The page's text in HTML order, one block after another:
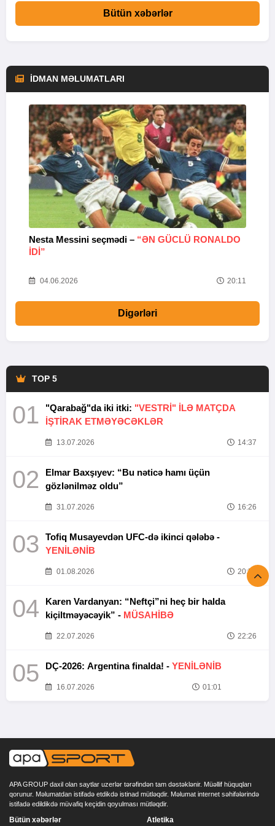
Bütün xəbərlər
İDMAN MƏLUMATLARI
Nesta Messini seçmədi – “ƏN GÜCLÜ RONALDO
IDI”
04.06.2026 20:11
Digərləri
TOP 5
01 "Qarabağ"da iki itki: "VESTRİ" İLƏ MATÇDA
İŞTİRAK ETMƏYƏCƏKLƏR
13.07.2026 14:37
02
Elmar Baxşıyev: “Bu nəticə hamı üçün
gözlənilməz oldu”
31.07.2026 16:26
03
Tofiq Musayevdən UFC-də ikinci qələbə -
YENİLƏNİB
01.08.2026 20:52
04
Karen Vardanyan: “Neftçi”ni heç bir halda
kiçiltməyəcəyik” - MÜSAHİBƏ
22.07.2026 22:26
05 DÇ-2026: Argentina finalda! - YENİLƏNİB
16.07.2026 01:01
APA GROUP daxil olan saytlar uzerlər tərəfindən tam dəstəklənir. Müəllif hüquqları
qorunur. Məlumatdan istifadə etdikdə istinad mütləqdir. Məlumat internet səhifələrində
istifadə edildikdə müvafiq keçidin qoyulması mütləqdir.
Bütün xəbərlər Atletika